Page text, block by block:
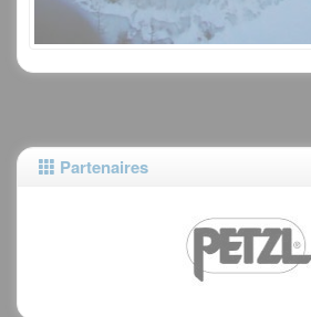
Partenaires